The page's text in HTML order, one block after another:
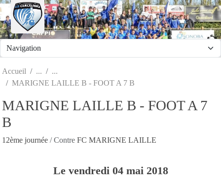
Accueil
MARIGNE LAILLE B - FOOT A 7 B
MARIGNE LAILLE B - FOOT A 7
B
12ème journée / Contre FC MARIGNE LAILLE
Le vendredi 04 mai 2018
Panneau de gestion des cookies